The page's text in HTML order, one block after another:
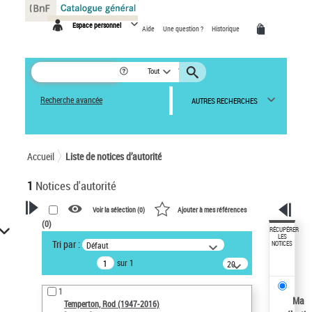
Espace personnel Aide Une question ? Historique
Tout
Recherche avancée AUTRES RECHERCHES
Accueil Liste de notices d’autorité
1 Notices d'autorité
VOTRE RECHERCHE
Recherche avancée dans les
notices d’autorité
Œuvres liées à l'auteur :
Temperton, Rod (1947-2016)
Voir la sélection (0) Ajouter à mes références
(0)
Tri par : Défaut
sur 1
20
résultats/page
1
Temperton, Rod (1947-2016)
RÉCUPÉRER
LES
NOTICES
Ma
Panneau de gestion des cookies